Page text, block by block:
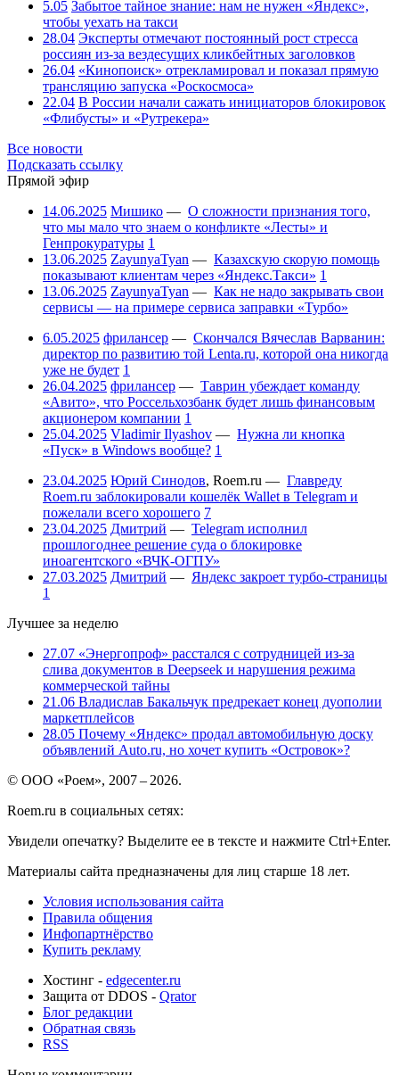
5.05 Забытое тайное знание: нам не нужен «Яндекс»,
чтобы уехать на такси
28.04 Эксперты отмечают постоянный рост стресса
россиян из-за вездесущих кликбейтных заголовков
26.04 «Кинопоиск» отрекламировал и показал прямую
трансляцию запуска «Роскосмоса»
22.04 В России начали сажать инициаторов блокировок
«Флибусты» и «Рутрекера»
Все новости
Подсказать ссылку
Прямой эфир
14.06.2025 Мишико — О сложности признания того,
что мы мало что знаем о конфликте «Лесты» и
Генпрокуратуры 1
13.06.2025 ZayunyaTyan — Казахскую скорую помощь
показывают клиентам через «Яндекс.Такси» 1
13.06.2025 ZayunyaTyan — Как не надо закрывать свои
сервисы — на примере сервиса заправки «Турбо»
6.05.2025 фрилансер — Скончался Вячеслав Варванин:
директор по развитию той Lenta.ru, которой она никогда
уже не будет 1
26.04.2025 фрилансер — Таврин убеждает команду
«Авито», что Россельхозбанк будет лишь финансовым
акционером компании 1
25.04.2025 Vladimir Ilyashov — Нужна ли кнопка
«Пуск» в Windows вообще? 1
23.04.2025 Юрий Синодов, Roem.ru — Главреду
Roem.ru заблокировали кошелёк Wallet в Telegram и
пожелали всего хорошего 7
23.04.2025 Дмитрий — Telegram исполнил
прошлогоднее решение суда о блокировке
иноагентского «ВЧК-ОГПУ»
27.03.2025 Дмитрий — Яндекс закроет турбо-страницы
1
Лучшее за неделю
27.07 «Энергопроф» расстался с сотрудницей из-за
слива документов в Deepseek и нарушения режима
коммерческой тайны
21.06 Владислав Бакальчук предрекает конец дуополии
маркетплейсов
28.05 Почему «Яндекс» продал автомобильную доску
объявлений Auto.ru, но хочет купить «Островок»?
© ООО «Роем», 2007 – 2026.
Roem.ru в социальных сетях:
Увидели опечатку? Выделите ее в тексте и нажмите Ctrl+Enter.
Материалы сайта предназначены для лиц старше 18 лет.
Условия использования сайта
Правила общения
Инфопартнёрство
Купить рекламу
Хостинг - edgecenter.ru
Защита от DDOS - Qrator
Блог редакции
Обратная связь
RSS